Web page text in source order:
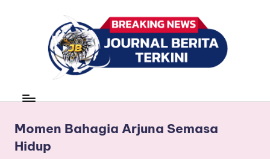
r
n
news
Momen Bahagia Arjuna Semasa
Hidup